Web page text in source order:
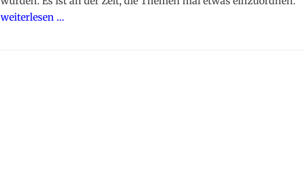
weiterlesen …